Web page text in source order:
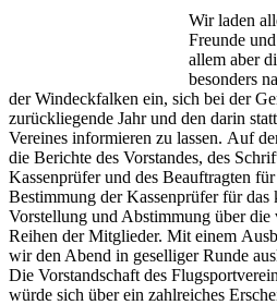
Wir laden
Freunde
allem aber
besonders
der Windeckfalken ein, sich bei der
zurückliegende Jahr und den darin
Vereines informieren zu lassen. Auf
die Berichte des Vorstandes, des
Kassenprüfer und des Beauftragten
Bestimmung der Kassenprüfer für das
Vorstellung und Abstimmung über die
Reihen der Mitglieder. Mit einem
wir den Abend in geselliger Runde
Die Vorstandschaft des
würde sich über ein zahlreiches